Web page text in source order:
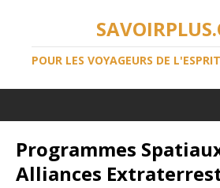
POUR LES VOYAGEURS DE
Programmes
Alliances